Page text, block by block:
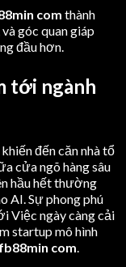
com thành
góc quan giáp
đầu hơn.
tới ngành
đến căn nhà tổ
cửa ngõ hàng sâu
hầu hết thường
AI. Sự phong phú
Việc ngày càng cải
startup mô hình
fb88min com.